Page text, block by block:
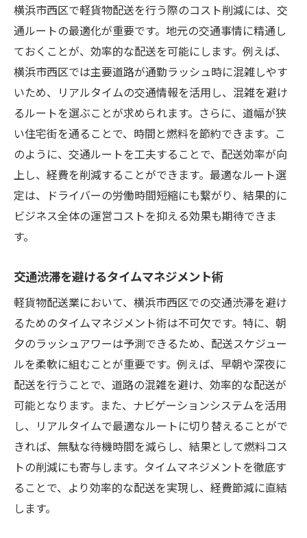
展開
地域密着型ビジネスの節税メリットとは
地元企業との連携が生むコスト削減効果
地域特性を活かした配送の効率化
ビジネスの信頼性を高める地域コミュニテ
ィ活用法
地域密着型の強みを活かした節税戦略
軽貨物配送のプロが教える横浜市西区での賢い
節税戦略
プロフェッショナルな配送業者の節税テク
横浜市西区特有の税務優遇制度の活用法
軽貨物配送業者が注意すべき税務上のポイ
ント
節税効果を高めるための経費の見直し方
専門家に学ぶ地域密着型節税アプローチ
横浜市西区での配送業務効率化がもたらす節税
効果とは
業務効率化によるコスト削減の具体例
配送プロセスの見直しで得られる節税効果
IT技術を活用した業務効率化の利点
横浜市西区で軽貨物配送を行う際のコスト削減には、交
通ルートの最適化が重要です。地元の交通事情に精通し
ておくことが、効率的な配送を可能にします。例えば、
横浜市西区では主要道路が通勤ラッシュ時に混雑しやす
いため、リアルタイムの交通情報を活用し、混雑を避け
るルートを選ぶことが求められます。さらに、道幅が狭
い住宅街を通ることで、時間と燃料を節約できます。こ
のように、交通ルートを工夫することで、配送効率が向
上し、経費を削減することができます。最適なルート選
定は、ドライバーの労働時間短縮にも繋がり、結果的に
ビジネス全体の運営コストを抑える効果も期待できま
す。
交通渋滞を避けるタイムマネジメント術
軽貨物配送業において、横浜市西区での交通渋滞を避け
るためのタイムマネジメント術は不可欠です。特に、朝
夕のラッシュアワーは予測できるため、配送スケジュー
ルを柔軟に組むことが重要です。例えば、早朝や深夜に
配送を行うことで、道路の混雑を避け、効率的な配送が
可能となります。また、ナビゲーションシステムを活用
し、リアルタイムで最適なルートに切り替えることがで
きれば、無駄な待機時間を減らし、結果として燃料コス
トの削減にも寄与します。タイムマネジメントを徹底す
ることで、より効率的な配送を実現し、経費節減に直結
します。